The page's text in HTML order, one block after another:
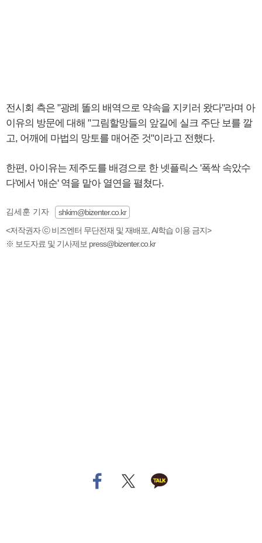
전시회 측은 "광례 똘의 배역으로 약속을 지키러 왔다"라며 아
이유의 방문에 대해 "그림할망들의 앞길에 실크 주단 보를 깔
고, 어깨에 마법의 망토를 매어준 것"이라고 전했다.
한편, 아이유는 제주도를 배경으로 한 넷플릭스 '폭싹 속았수
다'에서 '애순' 역을 맡아 열연을 펼쳤다.
김세훈 기자
shkim@bizenter.co.kr
<저작권자 ⓒ 비즈엔터 무단전재 및 재배포, AI학습 이용 금지>
※ 보도자료 및 기사제보 press@bizenter.co.kr